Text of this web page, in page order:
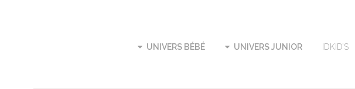
UNIVERS BÉBÉ UNIVERS JUNIOR IDKID’S